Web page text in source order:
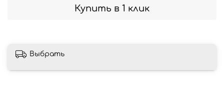
Купить в 1 клик
Выбрать